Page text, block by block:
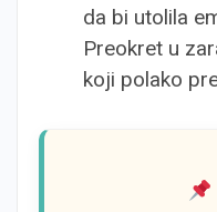
da bi utolila
Preokret u
koji polako